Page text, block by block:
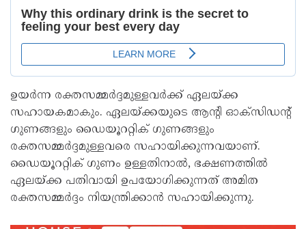
ഉയർന്ന രക്തസമ്മർദ്ദമുള്ളവർക്ക് ഏലയ്ക്ക
സഹായകമാകും. ഏലയ്ക്കയുടെ ആന്റി ഓക്‌സിഡന്റ് ​
ഗുണങ്ങളും ഡൈയൂററ്റിക് ഗുണങ്ങളും
രക്തസമ്മർദ്ദമുള്ളവരെ സഹായിക്കുന്നവയാണ്.
ഡൈയൂററ്റിക് ​ഗുണം ഉള്ളതിനാൽ, ഭക്ഷണത്തിൽ
ഏലയ്ക്ക പതിവായി ഉപയോഗിക്കുന്നത് അമിത
രക്തസമ്മർദ്ദം നിയന്ത്രിക്കാൻ സഹായിക്കുന്നു.